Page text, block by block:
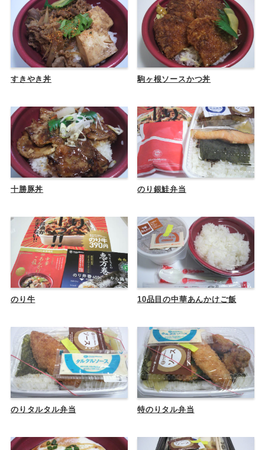
すきやき丼 駒ヶ根ソースかつ丼
十勝豚丼 のり銀鮭弁当
のり牛 10品目の中華あんかけご飯
のりタルタル弁当 特のりタル弁当